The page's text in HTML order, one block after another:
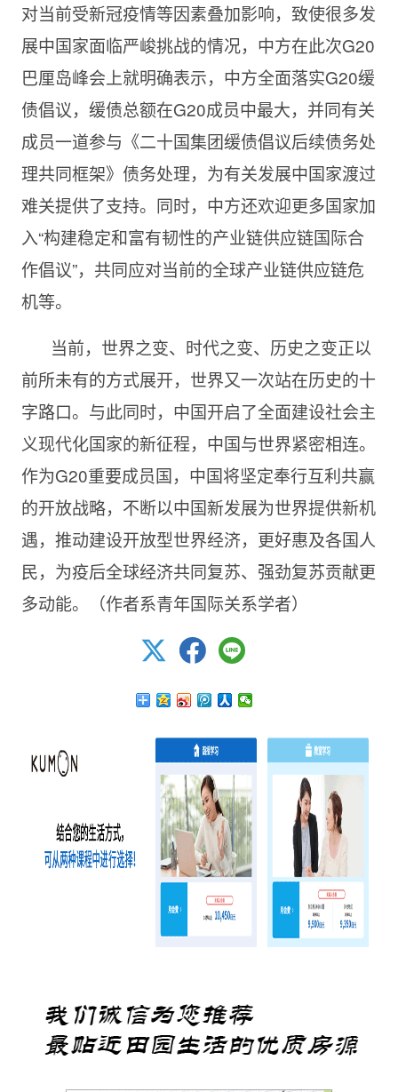
对当前受新冠疫情等因素叠加影响，致使很多发
展中国家面临严峻挑战的情况，中方在此次G20
巴厘岛峰会上就明确表示，中方全面落实G20缓
债倡议，缓债总额在G20成员中最大，并同有关
成员一道参与《二十国集团缓债倡议后续债务处
理共同框架》债务处理，为有关发展中国家渡过
难关提供了支持。同时，中方还欢迎更多国家加
入“构建稳定和富有韧性的产业链供应链国际合
作倡议”，共同应对当前的全球产业链供应链危
机等。
当前，世界之变、时代之变、历史之变正以
前所未有的方式展开，世界又一次站在历史的十
字路口。与此同时，中国开启了全面建设社会主
义现代化国家的新征程，中国与世界紧密相连。
作为G20重要成员国，中国将坚定奉行互利共赢
的开放战略，不断以中国新发展为世界提供新机
遇，推动建设开放型世界经济，更好惠及各国人
民，为疫后全球经济共同复苏、强劲复苏贡献更
多动能。（作者系青年国际关系学者）